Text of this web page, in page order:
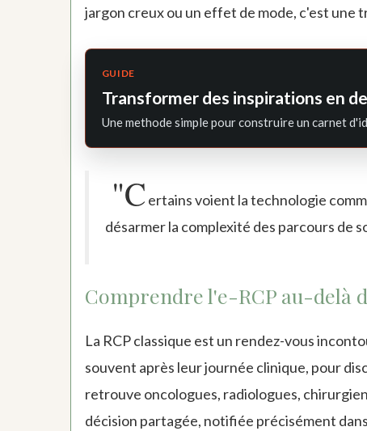
jargon creux ou un effet de mode, c'est une
GUIDE
Transformer des inspirations en
Une methode simple pour construire un carnet
"C ertains voient la technologie
désarmer la complexité des parcours de
Comprendre l'e-RCP au-delà
La RCP classique est un rendez-vous
souvent après leur journée clinique, pour
retrouve oncologues, radiologues,
décision partagée, notifiée précisément